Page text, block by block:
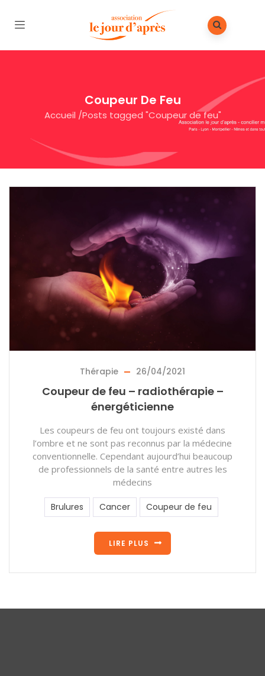
Coupeur De Feu
Accueil /Posts tagged "Coupeur de feu"
Thérapie 26/04/2021
Coupeur de feu – radiothérapie –
énergéticienne
Les coupeurs de feu ont toujours existé dans
l’ombre et ne sont pas reconnus par la médecine
conventionnelle. Cependant aujourd’hui beaucoup
de professionnels de la santé entre autres les
médecins
Brulures Cancer Coupeur de feu
LIRE PLUS